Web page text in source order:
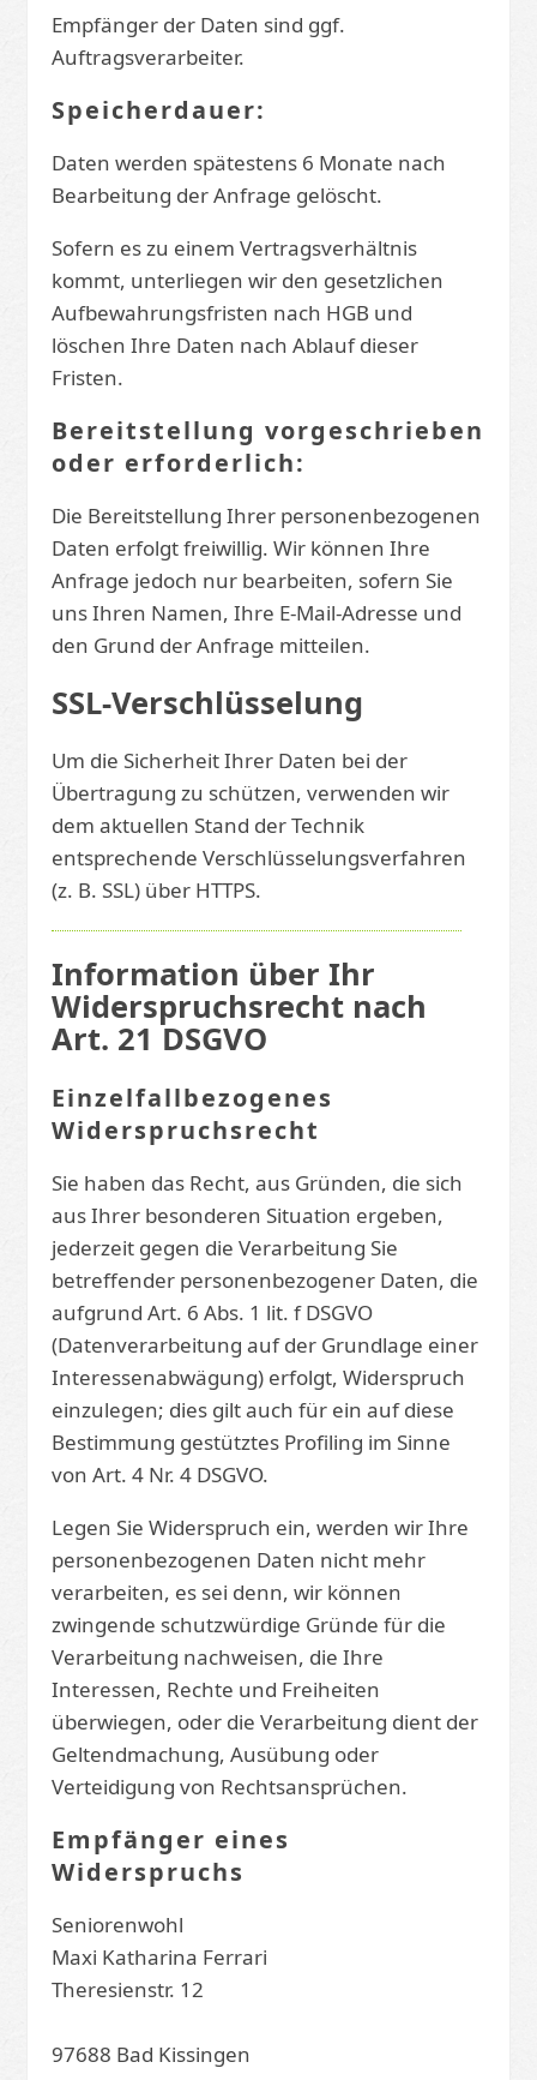
Empfänger der Daten sind ggf.
Auftragsverarbeiter.
Speicherdauer:
Daten werden spätestens 6 Monate nach
Bearbeitung der Anfrage gelöscht.
Sofern es zu einem Vertragsverhältnis
kommt, unterliegen wir den gesetzlichen
Aufbewahrungsfristen nach HGB und
löschen Ihre Daten nach Ablauf dieser
Fristen.
Bereitstellung vorgeschrieben
oder erforderlich:
Die Bereitstellung Ihrer personenbezogenen
Daten erfolgt freiwillig. Wir können Ihre
Anfrage jedoch nur bearbeiten, sofern Sie
uns Ihren Namen, Ihre E-Mail-Adresse und
den Grund der Anfrage mitteilen.
SSL-Verschlüsselung
Um die Sicherheit Ihrer Daten bei der
Übertragung zu schützen, verwenden wir
dem aktuellen Stand der Technik
entsprechende Verschlüsselungsverfahren
(z. B. SSL) über HTTPS.
Information über Ihr
Widerspruchsrecht nach
Art. 21 DSGVO
Einzelfallbezogenes
Widerspruchsrecht
Sie haben das Recht, aus Gründen, die sich
aus Ihrer besonderen Situation ergeben,
jederzeit gegen die Verarbeitung Sie
betreffender personenbezogener Daten, die
aufgrund Art. 6 Abs. 1 lit. f DSGVO
(Datenverarbeitung auf der Grundlage einer
Interessenabwägung) erfolgt, Widerspruch
einzulegen; dies gilt auch für ein auf diese
Bestimmung gestütztes Profiling im Sinne
von Art. 4 Nr. 4 DSGVO.
Legen Sie Widerspruch ein, werden wir Ihre
personenbezogenen Daten nicht mehr
verarbeiten, es sei denn, wir können
zwingende schutzwürdige Gründe für die
Verarbeitung nachweisen, die Ihre
Interessen, Rechte und Freiheiten
überwiegen, oder die Verarbeitung dient der
Geltendmachung, Ausübung oder
Verteidigung von Rechtsansprüchen.
Empfänger eines
Widerspruchs
Seniorenwohl
Maxi Katharina Ferrari
Theresienstr. 12
97688 Bad Kissingen